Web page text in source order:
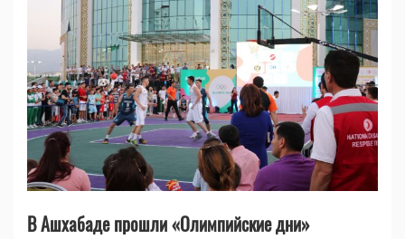
В Ашхабаде прошли «Олимпийские дни»